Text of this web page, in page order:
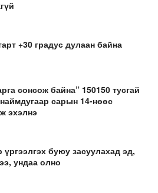
+30 градус дулаан байна
сонсож байна” 150150 тусгай
сарын 14-нөөс
эхэлнэ
буюу засуулахад эд,
ундаа олно